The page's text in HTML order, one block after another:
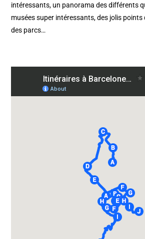
intéressants, un panorama des différents
musées super intéressants, des jolis points
des parcs…